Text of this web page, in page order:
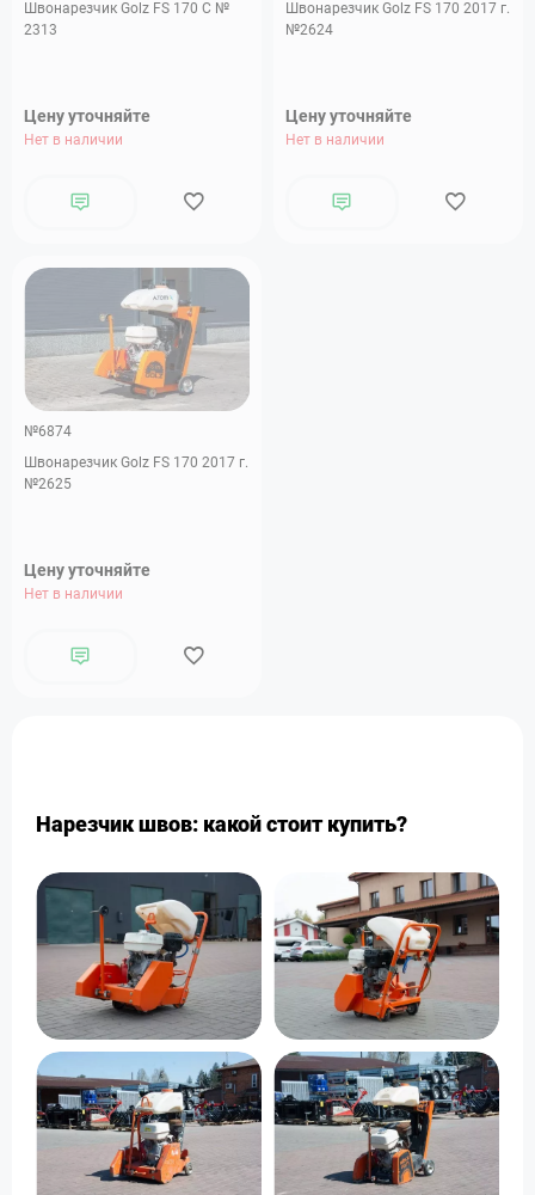
Швонарезчик Golz FS 170 C №
2313
Цену уточняйте
Нет в наличии
Швонарезчик Golz FS 170 2017 г.
№2624
Цену уточняйте
Нет в наличии
№6874
Швонарезчик Golz FS 170 2017 г.
№2625
Цену уточняйте
Нет в наличии
Нарезчик швов: какой стоит купить?